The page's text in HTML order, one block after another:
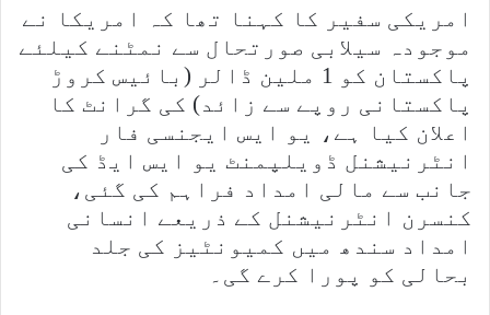
امریکی سفیر کا کہنا تھا کہ امریکا نے
موجودہ سیلابی صورتحال سے نمٹنے کیلئے
پاکستان کو 1 ملین ڈالر (بائیس کروڑ
پاکستانی روپے سے زائد) کی گرانٹ کا
اعلان کیا ہے، یو ایس ایجنسی فار
انٹرنیشنل ڈویلپمنٹ یو ایس ایڈ کی
جانب سے مالی امداد فراہم کی گئی،
کنسرن انٹرنیشنل کے ذریعے انسانی
امداد سندھ میں کمیونٹیز کی جلد
بحالی کو پورا کرے گی۔